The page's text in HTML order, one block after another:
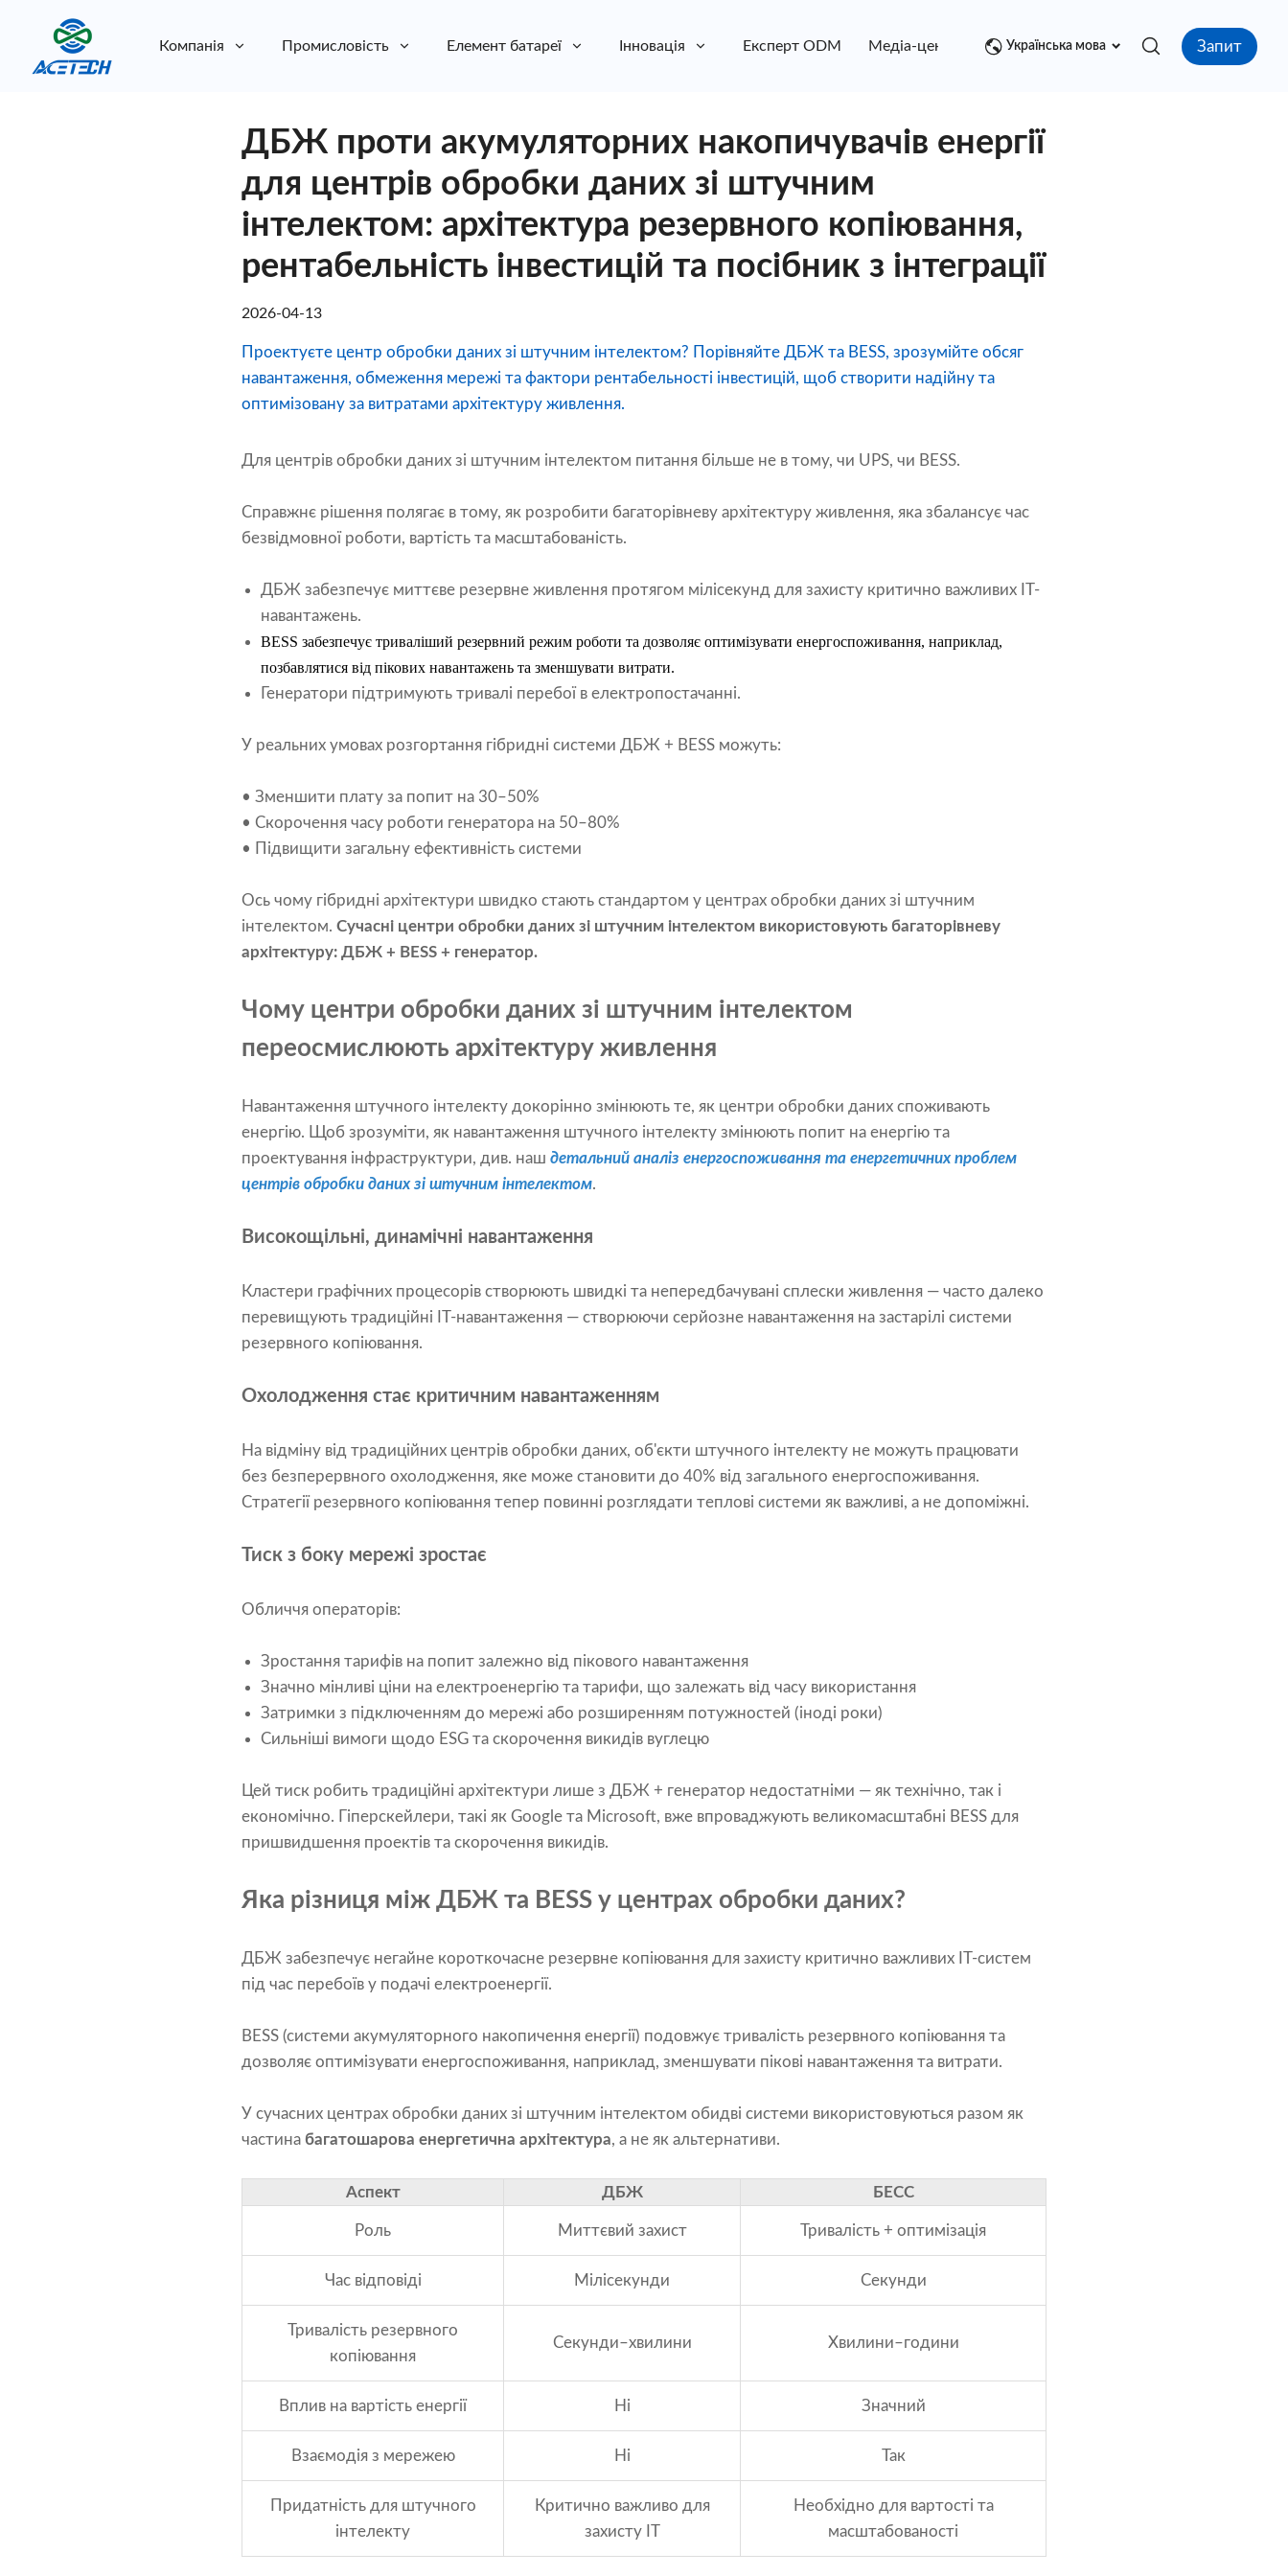
Компанія Промисловість Елемент батареї Інновація Експерт ODM Медіа-центр контакт
Українська мова Запит
ДБЖ проти акумуляторних накопичувачів енергії
для центрів обробки даних зі штучним
інтелектом: архітектура резервного копіювання,
рентабельність інвестицій та посібник з інтеграції
2026-04-13
Проектуєте центр обробки даних зі штучним інтелектом? Порівняйте ДБЖ та BESS, зрозумійте обсяг
навантаження, обмеження мережі та фактори рентабельності інвестицій, щоб створити надійну та
оптимізовану за витратами архітектуру живлення.
Для центрів обробки даних зі штучним інтелектом питання більше не в тому, чи UPS, чи BESS.
Справжнє рішення полягає в тому, як розробити багаторівневу архітектуру живлення, яка збалансує час
безвідмовної роботи, вартість та масштабованість.
ДБЖ забезпечує миттєве резервне живлення протягом мілісекунд для захисту критично важливих ІТ-
навантажень.
BESS забезпечує триваліший резервний режим роботи та дозволяє оптимізувати енергоспоживання, наприклад,
позбавлятися від пікових навантажень та зменшувати витрати.
Генератори підтримують тривалі перебої в електропостачанні.
У реальних умовах розгортання гібридні системи ДБЖ + BESS можуть:
• Зменшити плату за попит на 30–50%
• Скорочення часу роботи генератора на 50–80%
• Підвищити загальну ефективність системи
Ось чому гібридні архітектури швидко стають стандартом у центрах обробки даних зі штучним
інтелектом. Сучасні центри обробки даних зі штучним інтелектом використовують багаторівневу
архітектуру: ДБЖ + BESS + генератор.
Чому центри обробки даних зі штучним інтелектом
переосмислюють архітектуру живлення
Навантаження штучного інтелекту докорінно змінюють те, як центри обробки даних споживають
енергію. Щоб зрозуміти, як навантаження штучного інтелекту змінюють попит на енергію та
проектування інфраструктури, див. наш детальний аналіз енергоспоживання та енергетичних проблем
центрів обробки даних зі штучним інтелектом.
Високощільні, динамічні навантаження
Кластери графічних процесорів створюють швидкі та непередбачувані сплески живлення — часто далеко
перевищують традиційні ІТ-навантаження — створюючи серйозне навантаження на застарілі системи
резервного копіювання.
Охолодження стає критичним навантаженням
На відміну від традиційних центрів обробки даних, об'єкти штучного інтелекту не можуть працювати
без безперервного охолодження, яке може становити до 40% від загального енергоспоживання.
Стратегії резервного копіювання тепер повинні розглядати теплові системи як важливі, а не допоміжні.
Тиск з боку мережі зростає
Обличчя операторів:
Зростання тарифів на попит залежно від пікового навантаження
Значно мінливі ціни на електроенергію та тарифи, що залежать від часу використання
Затримки з підключенням до мережі або розширенням потужностей (іноді роки)
Сильніші вимоги щодо ESG та скорочення викидів вуглецю
Цей тиск робить традиційні архітектури лише з ДБЖ + генератор недостатніми — як технічно, так і
економічно. Гіперскейлери, такі як Google та Microsoft, вже впроваджують великомасштабні BESS для
пришвидшення проектів та скорочення викидів.
Яка різниця між ДБЖ та BESS у центрах обробки даних?
ДБЖ забезпечує негайне короткочасне резервне копіювання для захисту критично важливих ІТ-систем
під час перебоїв у подачі електроенергії.
BESS (системи акумуляторного накопичення енергії) подовжує тривалість резервного копіювання та
дозволяє оптимізувати енергоспоживання, наприклад, зменшувати пікові навантаження та витрати.
У сучасних центрах обробки даних зі штучним інтелектом обидві системи використовуються разом як
частина багатошарова енергетична архітектура, а не як альтернативи.
Аспект ДБЖ БЕСС
Роль Миттєвий захист Тривалість + оптимізація
Час відповіді Мілісекунди Секунди
Тривалість резервного
копіювання
Секунди–хвилини Хвилини–години
Вплив на вартість енергії Ні Значний
Взаємодія з мережею Ні Так
Придатність для штучного
інтелекту
Критично важливо для
захисту ІТ
Необхідно для вартості та
масштабованості